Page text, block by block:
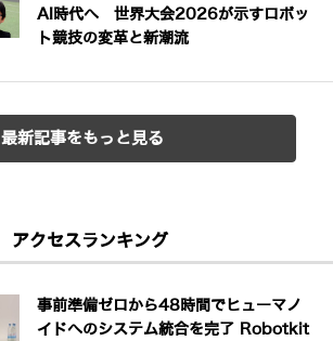
AI時代へ 世界大会2026が示すロボッ
ト競技の変革と新潮流
最新記事をもっと見る
アクセスランキング
事前準備ゼロから48時間でヒューマノ
イドへのシステム統合を完了 Robotkit